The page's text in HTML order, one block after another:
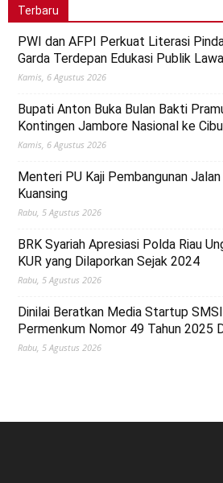
Terbaru
PWI dan AFPI Perkuat Literasi
Garda Terdepan Edukasi Publik
Kamis, 6 Agustus 2026
Bupati Anton Buka Bulan Bakti
Kontingen Jambore Nasional ke
Kamis, 6 Agustus 2026
Menteri PU Kaji Pembangunan
Kuansing
Rabu, 5 Agustus 2026
BRK Syariah Apresiasi Polda Riau
KUR yang Dilaporkan Sejak 2024
Rabu, 5 Agustus 2026
Dinilai Beratkan Media Startup
Permenkum Nomor 49 Tahun 2025
Rabu, 5 Agustus 2026